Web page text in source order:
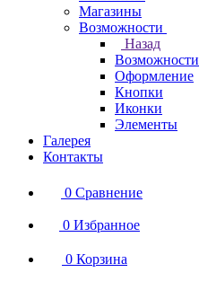
Магазины
Возможности
Назад
Возможности
Оформление
Кнопки
Иконки
Элементы
Галерея
Контакты
0 Сравнение
0 Избранное
0 Корзина